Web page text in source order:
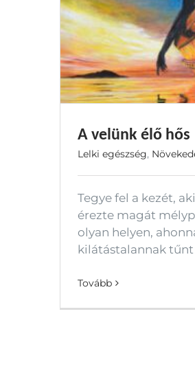
A velünk élő hős
Lelki egészség,
Tegye fel a kezét,
érezte magát
olyan helyen,
kilátástalannak tűnt
Tovább